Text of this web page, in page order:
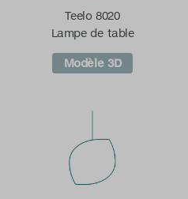
Teelo 8020
Lampe de table
Modèle 3D